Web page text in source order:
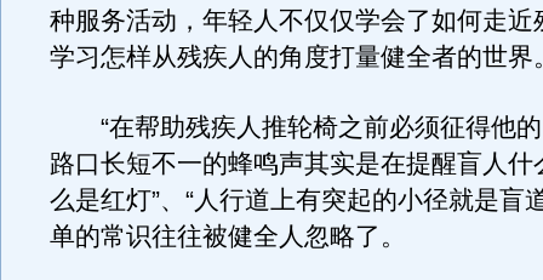
种服务活动，年轻人不仅仅学会了如何走近
学习怎样从残疾人的角度打量健全者的世界
“在帮助残疾人推轮椅之前必须征得他的
路口长短不一的蜂鸣声其实是在提醒盲人什
么是红灯”、“人行道上有突起的小径就是
单的常识往往被健全人忽略了。